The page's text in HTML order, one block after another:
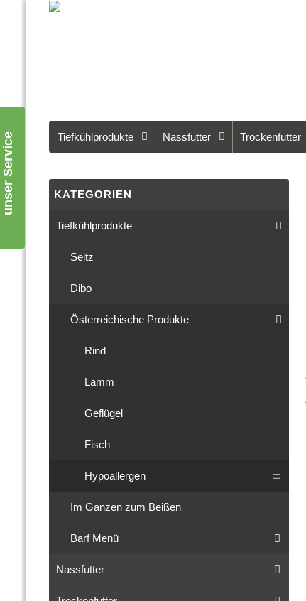
Tiefkühlprodukte Nassfutter Trockenfutter
KATEGORIEN
Tiefkühlprodukte
Seitz
Dibo
Österreichische Produkte
Rind
Lamm
Geflügel
Fisch
Hypoallergen
Im Ganzen zum Beißen
Barf Menü
Nassfutter
unser Service